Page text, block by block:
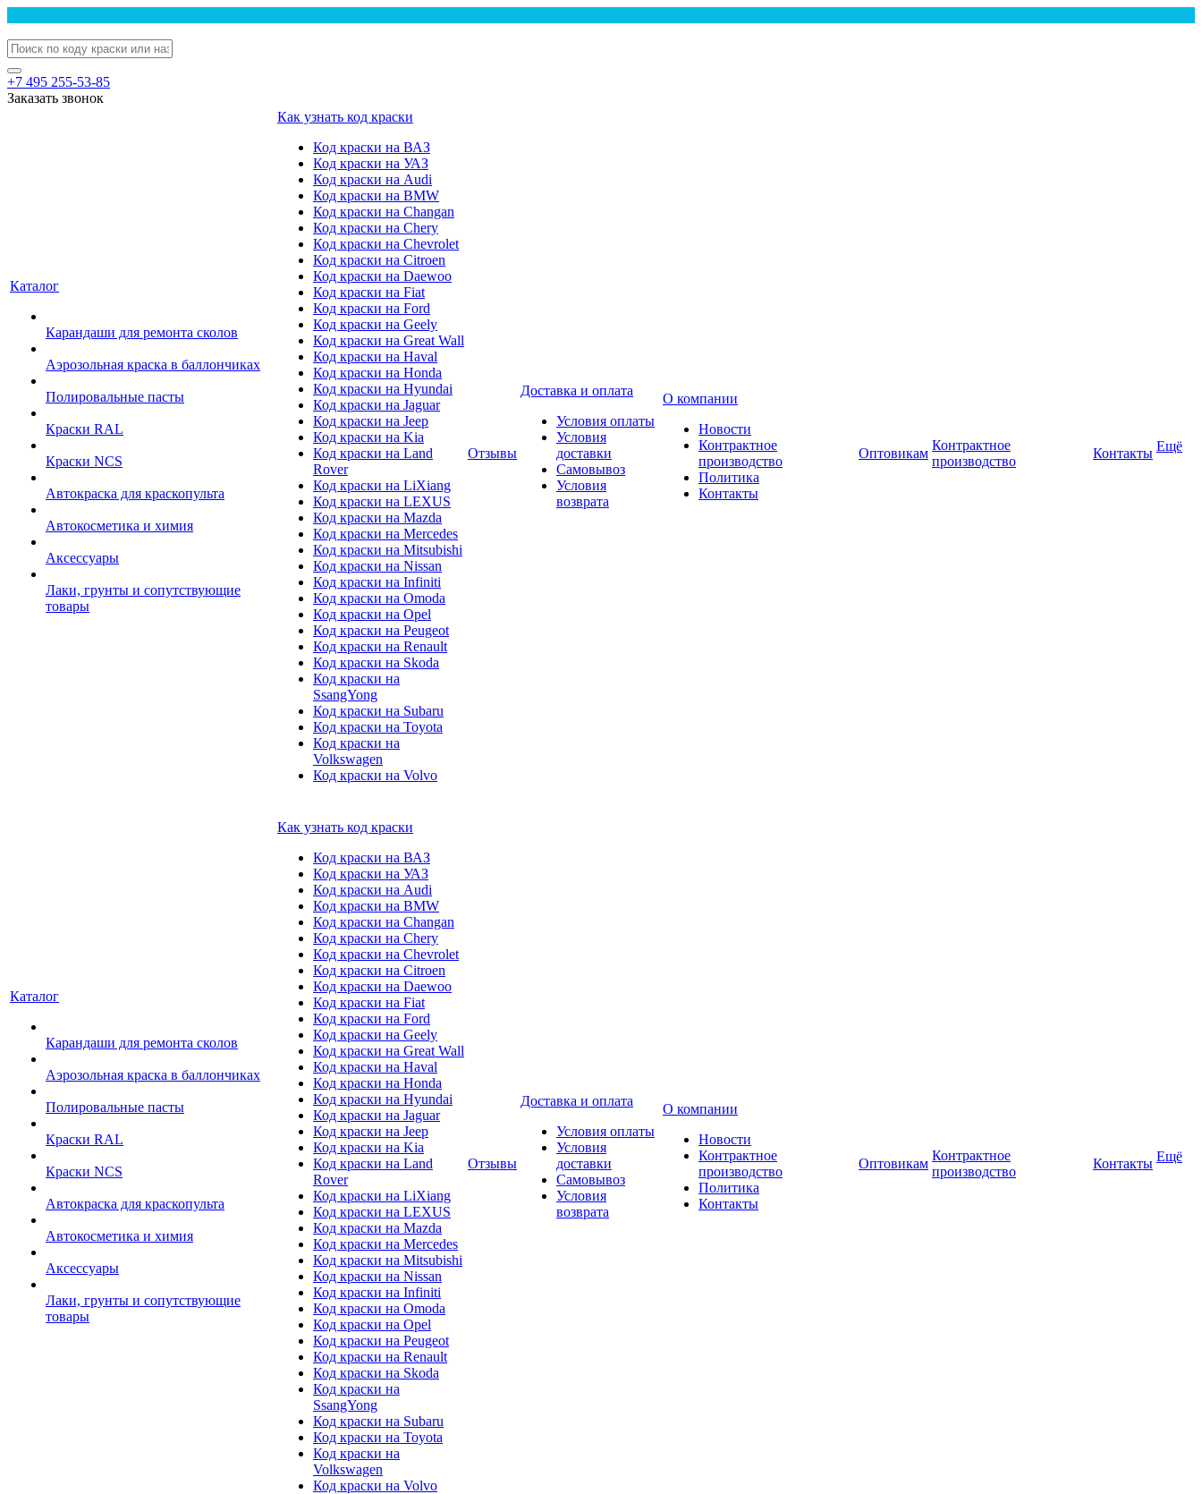
+7 495 255-53-85
Заказать звонок
Каталог
Карандаши для ремонта сколов
Аэрозольная краска в баллончиках
Полировальные пасты
Краски RAL
Краски NCS
Автокраска для краскопульта
Автокосметика и химия
Аксессуары
Лаки, грунты и сопутствующие
товары
Как узнать код краски
Код краски на ВАЗ
Код краски на УАЗ
Код краски на Audi
Код краски на BMW
Код краски на Changan
Код краски на Chery
Код краски на Chevrolet
Код краски на Citroen
Код краски на Daewoo
Код краски на Fiat
Код краски на Ford
Код краски на Geely
Код краски на Great Wall
Код краски на Haval
Код краски на Honda
Код краски на Hyundai
Код краски на Jaguar
Код краски на Jeep
Код краски на Kia
Код краски на Land
Rover
Код краски на LiXiang
Код краски на LEXUS
Код краски на Mazda
Код краски на Mercedes
Код краски на Mitsubishi
Код краски на Nissan
Код краски на Infiniti
Код краски на Omoda
Код краски на Opel
Код краски на Peugeot
Код краски на Renault
Код краски на Skoda
Код краски на
SsangYong
Код краски на Subaru
Код краски на Toyota
Код краски на
Volkswagen
Код краски на Volvo
Отзывы
Доставка и оплата
Условия оплаты
Условия
доставки
Самовывоз
Условия
возврата
О компании
Новости
Контрактное
производство
Политика
Контакты
Оптовикам
Контрактное
производство
Контакты Ещё
Каталог
Карандаши для ремонта сколов
Аэрозольная краска в баллончиках
Полировальные пасты
Краски RAL
Краски NCS
Автокраска для краскопульта
Автокосметика и химия
Аксессуары
Лаки, грунты и сопутствующие
товары
Как узнать код краски
Код краски на ВАЗ
Код краски на УАЗ
Код краски на Audi
Код краски на BMW
Код краски на Changan
Код краски на Chery
Код краски на Chevrolet
Код краски на Citroen
Код краски на Daewoo
Код краски на Fiat
Код краски на Ford
Код краски на Geely
Код краски на Great Wall
Код краски на Haval
Код краски на Honda
Код краски на Hyundai
Код краски на Jaguar
Код краски на Jeep
Код краски на Kia
Код краски на Land
Rover
Код краски на LiXiang
Код краски на LEXUS
Код краски на Mazda
Код краски на Mercedes
Код краски на Mitsubishi
Код краски на Nissan
Код краски на Infiniti
Код краски на Omoda
Код краски на Opel
Код краски на Peugeot
Код краски на Renault
Код краски на Skoda
Код краски на
SsangYong
Код краски на Subaru
Код краски на Toyota
Код краски на
Volkswagen
Код краски на Volvo
Отзывы
Доставка и оплата
Условия оплаты
Условия
доставки
Самовывоз
Условия
возврата
О компании
Новости
Контрактное
производство
Политика
Контакты
Оптовикам
Контрактное
производство
Контакты Ещё